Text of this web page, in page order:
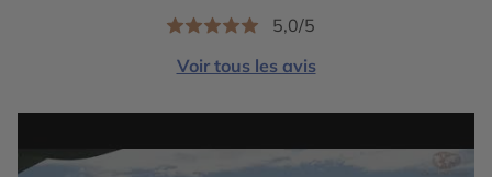
5,0/5
Voir tous les avis